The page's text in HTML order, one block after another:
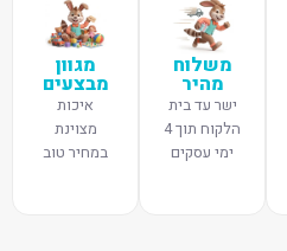
משלוח
מהיר
ישר עד בית
הלקוח תוך 4
ימי עסקים
מגוון
מבצעים
איכות
מצוינת
במחיר טוב